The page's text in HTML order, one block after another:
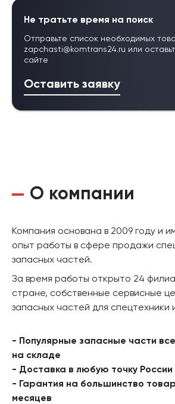
Не тратьте время на поиск
Отправьте список необходимых
zapchasti@komtrans24.ru или
сайте
Оставить заявку
О компании
Компания основана в 2009 году и
опыт работы в сфере продажи
запасных частей.
За время работы открыто 24
стране, собственные сервисные
запасных частей для спецтехники
- Популярные запасные части
на складе
- Доставка в любую точку России
- Гарантия на большинство
месяцев